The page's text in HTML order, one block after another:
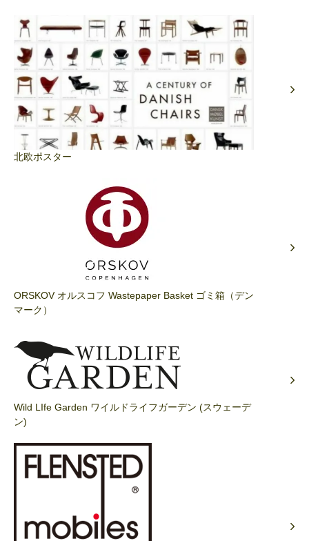
北欧ポスター
ORSKOV オルスコフ Wastepaper Basket ゴミ箱（デン
マーク）
Wild LIfe Garden ワイルドライフガーデン (スウェーデ
ン)